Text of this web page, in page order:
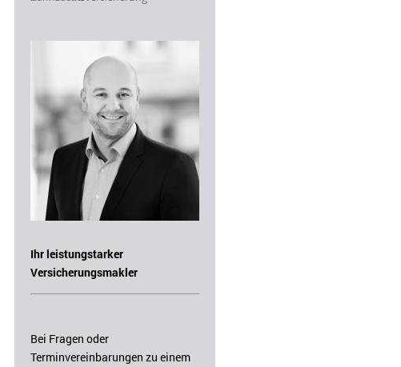
Ihr leistungstarker
Versicherungsmakler
Bei Fragen oder
Terminvereinbarungen zu einem